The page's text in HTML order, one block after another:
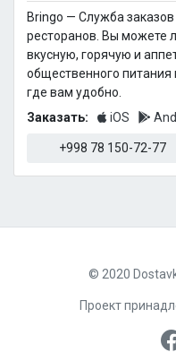
Bringo — Cлужба
ресторанов. Вы можете
вкусную, горячую и
общественного питания
где вам удобно.
Заказать:
iOS
+998 78 150-72-77
© 2020
Проект